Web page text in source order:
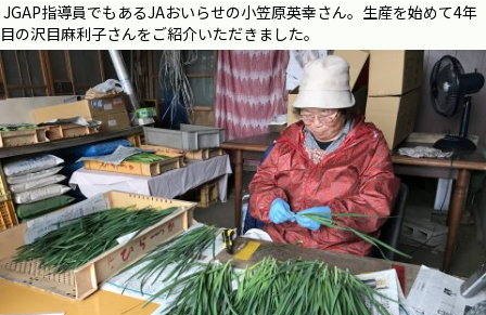
JGAP指導員でもあるJAおいらせの小笠原英幸さん。生産を始めて4年
目の沢目麻利子さんをご紹介いただきました。